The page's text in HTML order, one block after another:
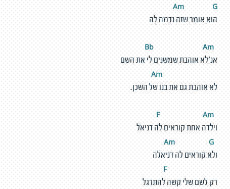
Am G
הוא אומר שזה נדמה לה
Am
אנ'לא אוהבת שמשנים לי את השם
m
לא אוהבת גם את בנו של השכן.
Am
וילדה אחת קוראים לה דניאל
m G
ולא קוראים לה דניאלה
F
רק לשם שלי קשה להתרגל